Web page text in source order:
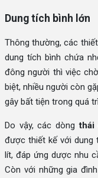
Dung tích bình lớn
Thông thường, các
dung tích bình chứa
đông người thì việc
biệt, nhiều người còn
gây bất tiện trong quá
Do vậy, các dòngthái
được thiết kế với dung
lít, đáp ứng dược nhu
Còn với những gia